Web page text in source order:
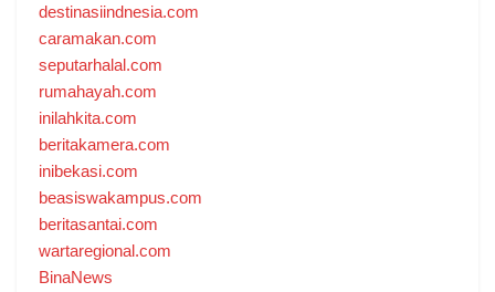
destinasiindnesia.com
caramakan.com
seputarhalal.com
rumahayah.com
inilahkita.com
beritakamera.com
inibekasi.com
beasiswakampus.com
beritasantai.com
wartaregional.com
BinaNews